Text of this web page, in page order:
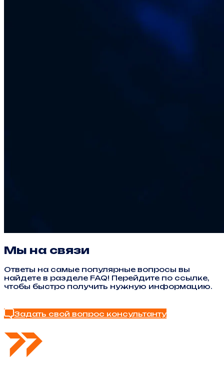
Мы на связи
Ответы на самые популярные вопросы вы
найдете в разделе FAQ! Перейдите по ссылке,
чтобы быстро получить нужную информацию.
Задать свой вопрос консультанту